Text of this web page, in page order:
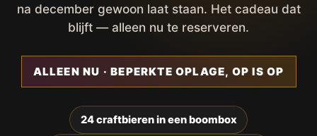
na december gewoon laat staan. Het cadeau dat
blijft — alleen nu te reserveren.
ALLEEN NU · BEPERKTE OPLAGE, OP IS OP
24 craftbieren in een boombox